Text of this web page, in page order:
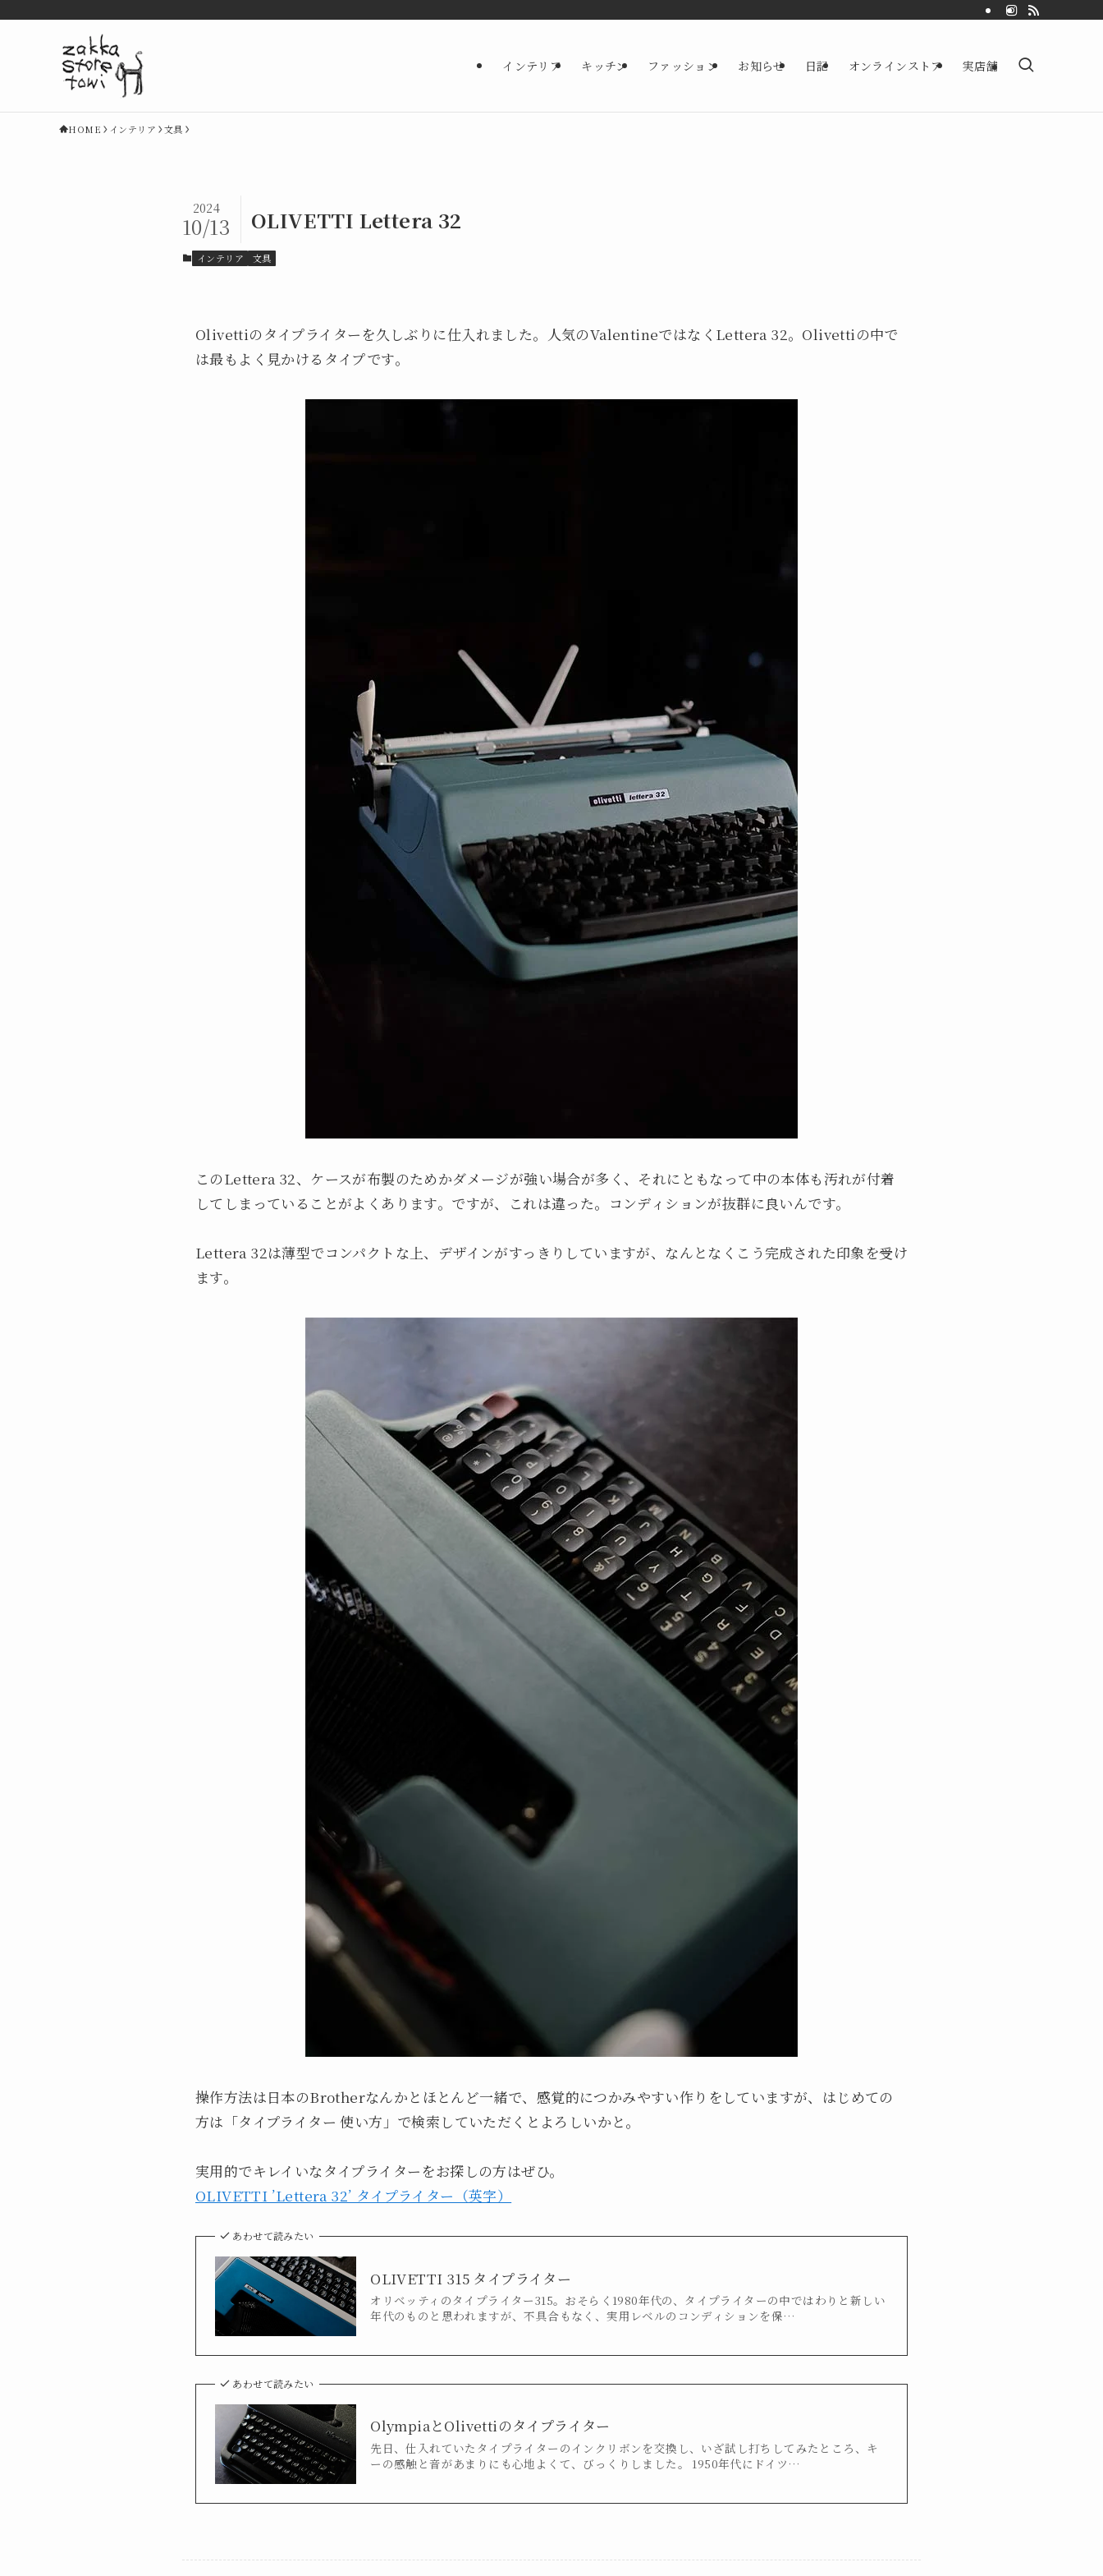
インテリア キッチン ファッション お知らせ 日記 オンラインストア 実店舗
HOME インテリア 文具
OLIVETTI Lettera 32
2024
10/13
インテリア 文具
Olivettiのタイプライターを久しぶりに仕入れました。人気のValentineではなくLettera 32。Olivettiの中で
は最もよく見かけるタイプです。
このLettera 32、ケースが布製のためかダメージが強い場合が多く、それにともなって中の本体も汚れが付着
してしまっていることがよくあります。ですが、これは違った。コンディションが抜群に良いんです。
Lettera 32は薄型でコンパクトな上、デザインがすっきりしていますが、なんとなくこう完成された印象を受け
ます。
操作方法は日本のBrotherなんかとほとんど一緒で、感覚的につかみやすい作りをしていますが、はじめての
方は「タイプライター 使い方」で検索していただくとよろしいかと。
実用的でキレイいなタイプライターをお探しの方はぜひ。
OLIVETTI ’Lettera 32’ タイプライター（英字）
あわせて読みたい
OLIVETTI 315 タイプライター
オリベッティのタイプライター315。おそらく1980年代の、タイプライターの中ではわりと新しい
年代のものと思われますが、不具合もなく、実用レベルのコンディションを保…
あわせて読みたい
OlympiaとOlivettiのタイプライター
先日、仕入れていたタイプライターのインクリボンを交換し、いざ試し打ちしてみたところ、キ
ーの感触と音があまりにも心地よくて、びっくりしました。 1950年代にドイツ…